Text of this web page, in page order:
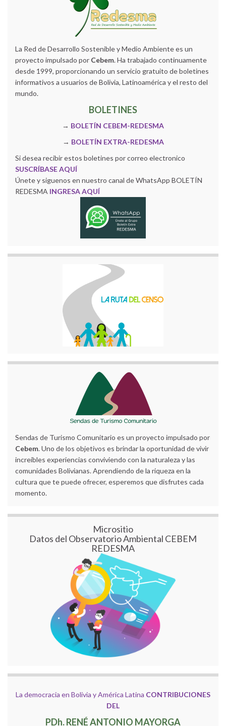
La Red de Desarrollo Sostenible y Medio Ambiente es un
proyecto impulsado por Cebem. Ha trabajado continuamente
desde 1999, proporcionando un servicio gratuito de boletines
informativos a usuarios de Bolivia, Latinoamérica y el resto del
mundo.
BOLETINES
→ BOLETÍN CEBEM-REDESMA
→ BOLETÍN EXTRA-REDESMA
Si desea recibir estos boletines por correo electronico
SUSCRÍBASE AQUÍ
Únete y siguenos en nuestro canal de WhatsApp BOLETÍN
REDESMA INGRESA AQUÍ
Sendas de Turismo Comunitario es un proyecto impulsado por
Cebem. Uno de los objetivos es brindar la oportunidad de vivir
increíbles experiencias conviviendo con la naturaleza y las
comunidades Bolivianas. Aprendiendo de la riqueza en la
cultura que te puede ofrecer, esperemos que disfrutes cada
momento.
Micrositio
Datos del Observatorio Ambiental CEBEM
REDESMA
La democracia en Bolivia y América Latina CONTRIBUCIONES
DEL
PDh. RENÉ ANTONIO MAYORGA